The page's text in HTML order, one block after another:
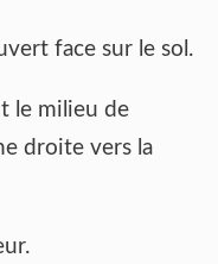
face sur le sol.
le milieu de
droite vers la